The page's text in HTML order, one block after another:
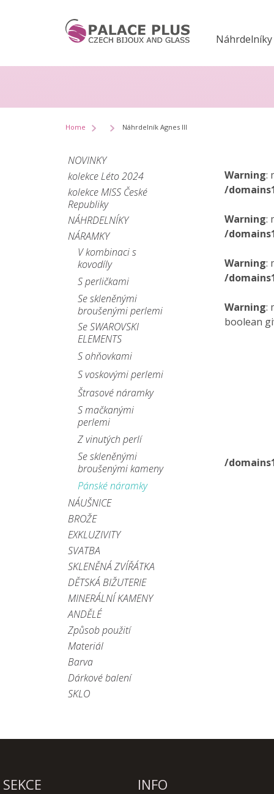
Náhrdelníky
Home Náhrdelník Agnes III
NOVINKY
kolekce Léto 2024
kolekce MISS České
Republiky
NÁHRDELNÍKY
NÁRAMKY
V kombinaci s
kovodíly
S perličkami
Se skleněnými
broušenými perlemi
Se SWAROVSKI
ELEMENTS
S ohňovkami
S voskovými perlemi
Štrasové náramky
S mačkanými
perlemi
Z vinutých perlí
Se skleněnými
broušenými kameny
Pánské náramky
NÁUŠNICE
BROŽE
EXKLUZIVITY
SVATBA
SKLENĚNÁ ZVÍŘÁTKA
DĚTSKÁ BIŽUTERIE
MINERÁLNÍ KAMENY
ANDĚLÉ
Způsob použití
Materiál
Barva
Dárkové balení
SKLO
Warning:
/
Warning:
/
Warning:
/
Warning:
boolean
/
SEKCE INFO